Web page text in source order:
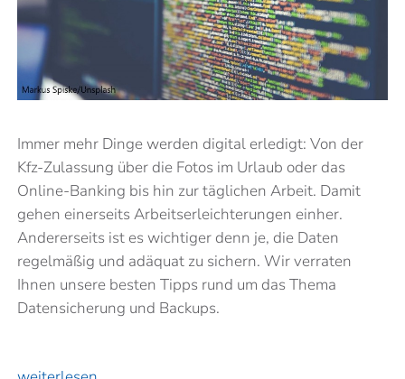
Immer mehr Dinge werden digital erledigt: Von der
Kfz-Zulassung über die Fotos im Urlaub oder das
Online-Banking bis hin zur täglichen Arbeit. Damit
gehen einerseits Arbeitserleichterungen einher.
Andererseits ist es wichtiger denn je, die Daten
regelmäßig und adäquat zu sichern. Wir verraten
Ihnen unsere besten Tipps rund um das Thema
Datensicherung und Backups.